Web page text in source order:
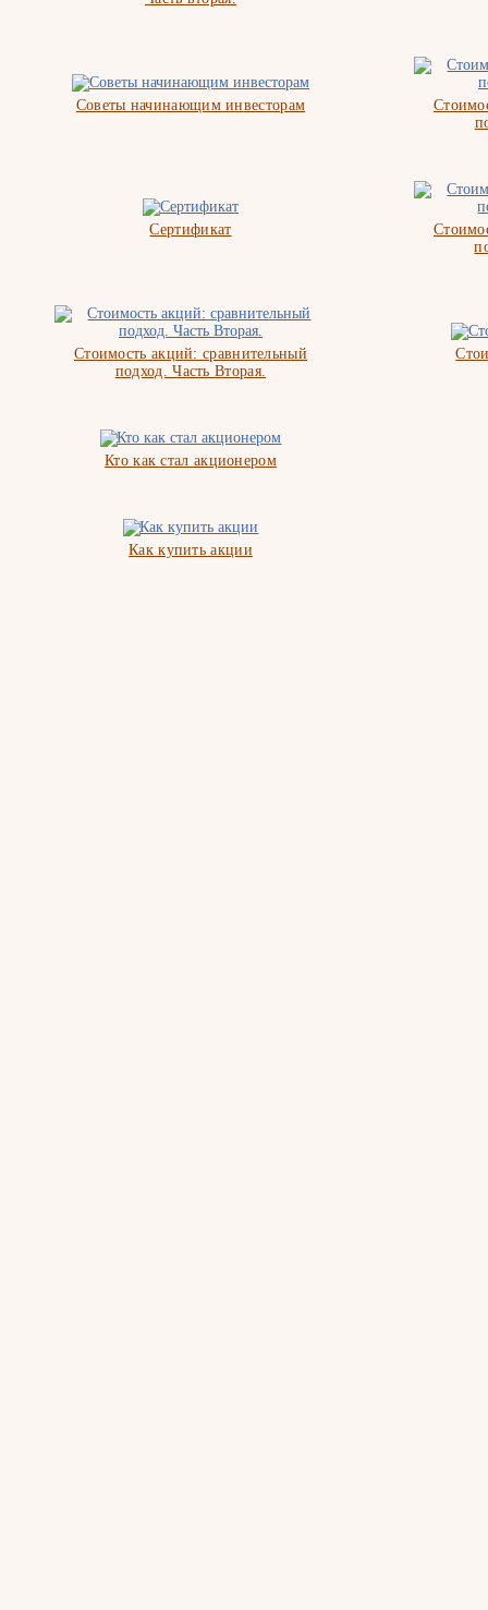
Советы начинающим инвесторам
Сертификат
Стоимость акций: сравнительный
подход. Часть Вторая.
Кто как стал акционером
Как купить акции